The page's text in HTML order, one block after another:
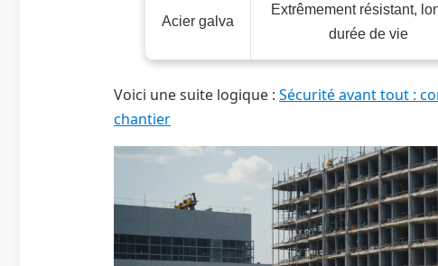
Acier galva
Extrêmement résistant,
durée de vie
Voici une suite logique : Sécurité avant tout :
chantier